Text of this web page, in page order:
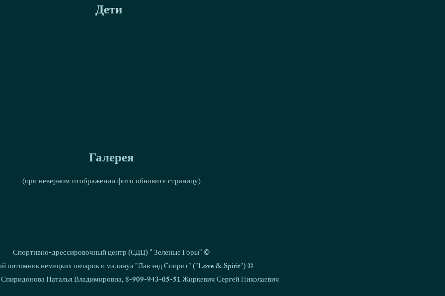
Дети
Галерея
(при неверном отображении фото обновите страницу)
Спортивно-дрессировочный центр (СДЦ) " Зеленые Горы" ©
питомник немецких овчарок и малинуа "Лав энд Спирит" ("Love & Spirit") ©
Наталья Владимировна, 8-909-943-05-51 Жиркевич Сергей Николаевич